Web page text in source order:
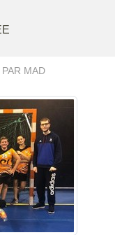
PAR MAD